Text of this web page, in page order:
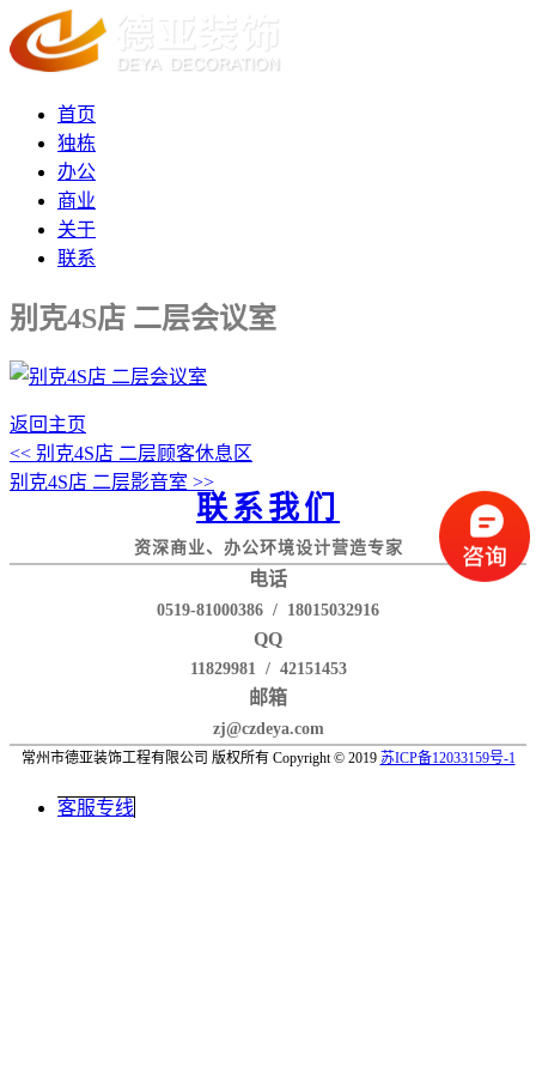
首页
独栋
办公
商业
关于
联系
别克4S店 二层会议室
返回主页
<< 别克4S店 二层顾客休息区
别克4S店 二层影音室 >>
联系我们
资深商业、办公环境设计营造专家
电话
0519-81000386 / 18015032916
QQ
11829981 / 42151453
邮箱
zj@czdeya.com
常州市德亚装饰工程有限公司 版权所有 Copyright © 2019 苏ICP备12033159号-1
客服专线